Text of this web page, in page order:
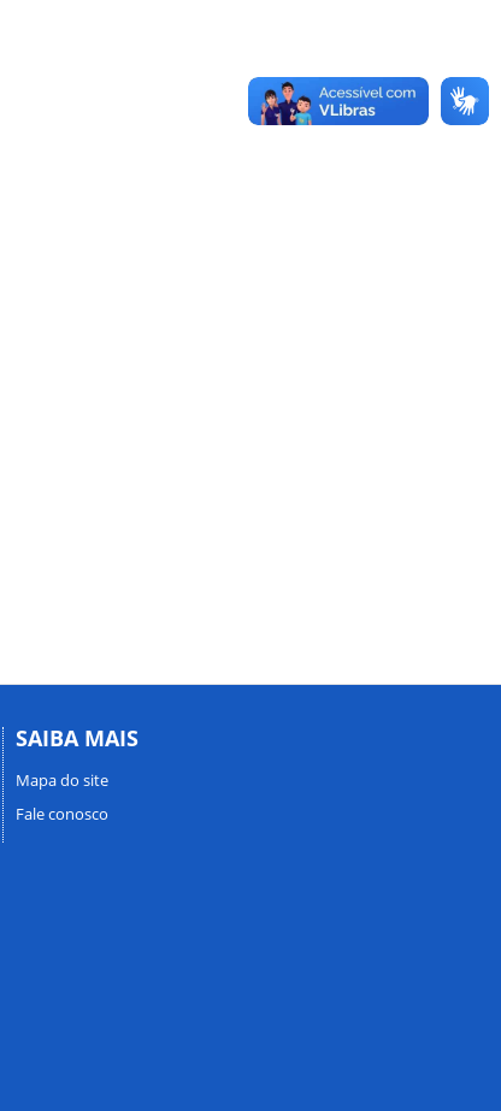
SAIBA MAIS
Mapa do site
Fale conosco